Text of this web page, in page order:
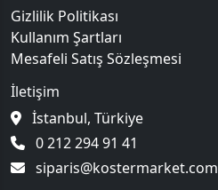
Gizlilik Politikası
Kullanım Şartları
Mesafeli Satış Sözleşmesi
İletişim
İstanbul, Türkiye
0 212 294 91 41
siparis@kostermarket.com